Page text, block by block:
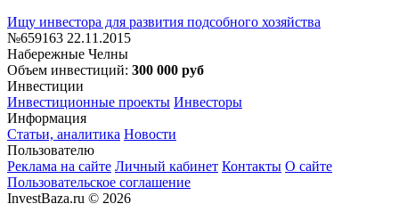
Ищу инвестора для развития подсобного хозяйства
№659163 22.11.2015
Набережные Челны
Объем инвестиций: 300 000 руб
Инвестиции
Инвестиционные проекты Инвесторы
Информация
Статьи, аналитика Новости
Пользователю
Реклама на сайте Личный кабинет Контакты О сайте
Пользовательское соглашение
InvestBaza.ru © 2026